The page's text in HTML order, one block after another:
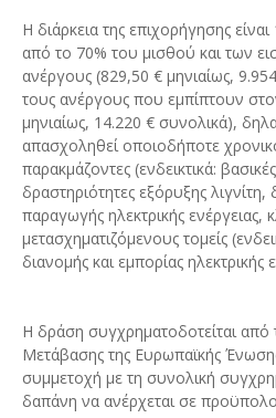
Η διάρκεια της επιχορήγησης
από το 70% του μισθού και των
ανέργους (829,50 € μηνιαίως,
τους ανέργους που εμπίπτουν
μηνιαίως, 14.220 € συνολικά),
απασχοληθεί οποιοδήποτε
παρακμάζοντες (ενδεικτικά:
δραστηριότητες εξόρυξης
παραγωγής ηλεκτρικής ενέργειας,
μετασχηματιζόμενους τομείς
διανομής και εμπορίας ηλεκτρικής
Η δράση συγχρηματοδοτείται από
Μετάβασης της Ευρωπαϊκής
συμμετοχή με τη συνολική
δαπάνη να ανέρχεται σε